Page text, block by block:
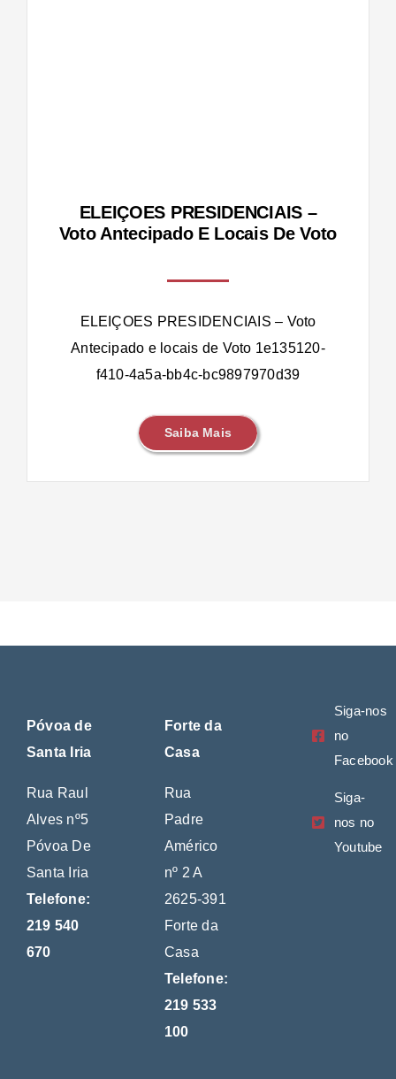
ELEIÇOES PRESIDENCIAIS –
Voto Antecipado E Locais De Voto
ELEIÇOES PRESIDENCIAIS – Voto
Antecipado e locais de Voto 1e135120-
f410-4a5a-bb4c-bc9897970d39
Saiba Mais
Póvoa de
Santa Iria
Rua Raul
Alves nº5
Póvoa De
Santa Iria
Telefone:
219 540
670
Forte da
Casa
Rua
Padre
Américo
nº 2 A
2625-391
Forte da
Casa
Telefone:
219 533
100
Siga-nos
no
Facebook
Siga-
nos no
Youtube